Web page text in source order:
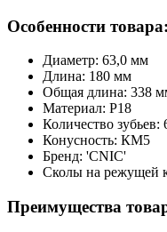
Особенности товара:
Диаметр: 63,0 мм
Длина: 180 мм
Общая длина: 338
Материал: Р18
Количество зубьев:
Конусность: КМ5
Бренд: 'CNIC'
Сколы на режущей
Преимущества